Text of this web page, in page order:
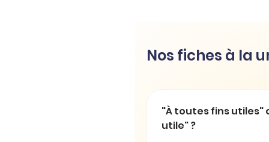
Nos fiches à la
"À toutes fins utiles"
utile" ?